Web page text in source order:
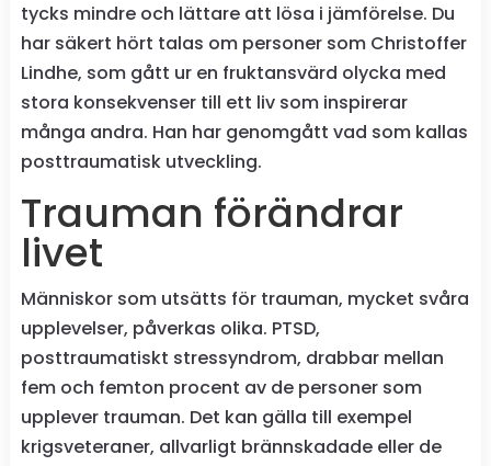
tycks mindre och lättare att lösa i jämförelse. Du
har säkert hört talas om personer som Christoffer
Lindhe, som gått ur en fruktansvärd olycka med
stora konsekvenser till ett liv som inspirerar
många andra. Han har genomgått vad som kallas
posttraumatisk utveckling.
Trauman förändrar
livet
Människor som utsätts för trauman, mycket svåra
upplevelser, påverkas olika. PTSD,
posttraumatiskt stressyndrom, drabbar mellan
fem och femton procent av de personer som
upplever trauman. Det kan gälla till exempel
krigsveteraner, allvarligt brännskadade eller de